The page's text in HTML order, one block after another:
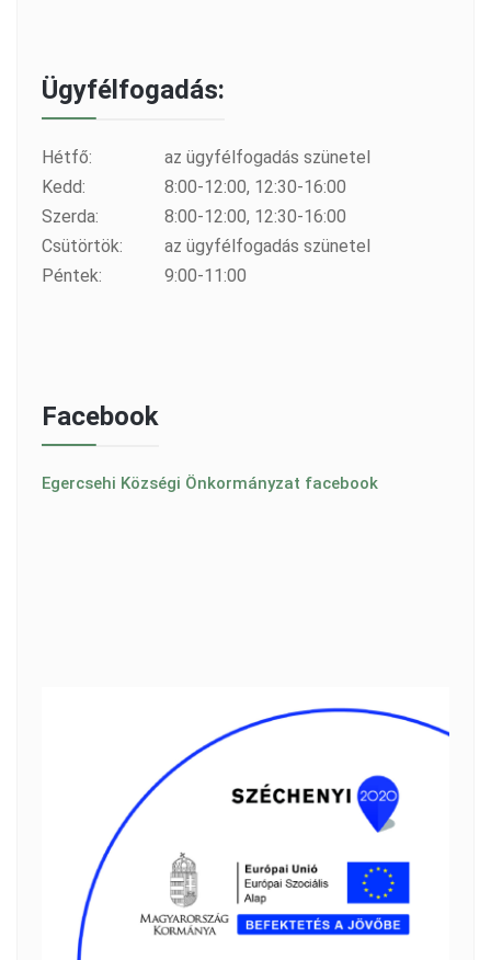
Ügyfélfogadás:
Hétfő:
az ügyfélfogadás szünetel
Kedd:
8:00-12:00, 12:30-16:00
Szerda:
8:00-12:00, 12:30-16:00
Csütörtök:
az ügyfélfogadás szünetel
Péntek:
9:00-11:00
Facebook
Egercsehi Községi Önkormányzat facebook